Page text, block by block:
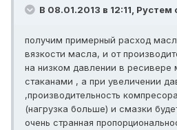
В 08.01.2013 в 12:11, Рустем
получим примерный расход
вязкости масла, и от
на низком давлении в ресивере
стаканами , а при увеличении
,производительность
(нагрузка больше) и смазки
очень странная